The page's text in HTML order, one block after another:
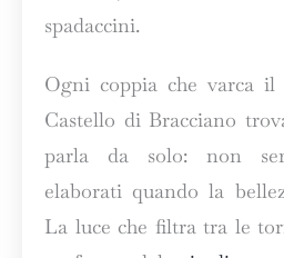
spadaccini.
Ogni coppia che varca
Castello di Bracciano
parla da solo: non
elaborati quando la
La luce che filtra tra le